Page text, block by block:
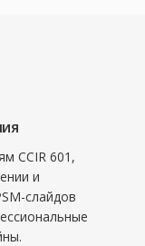
CCIR 601,
и
слайдов